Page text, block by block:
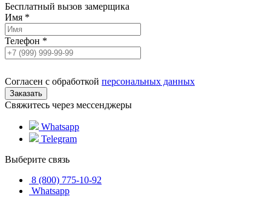
Бесплатный вызов замерщика
Имя *
Телефон *
Согласен с обработкой персональных данных
Свяжитесь через мессенджеры
Whatsapp
Telegram
Выберите связь
8 (800) 775-10-92
Whatsapp